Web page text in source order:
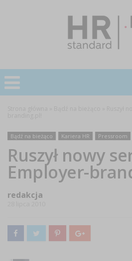
Bądź na bieżąco Kariera HR Pressroom
Ruszył nowy
Employer-
redakcja